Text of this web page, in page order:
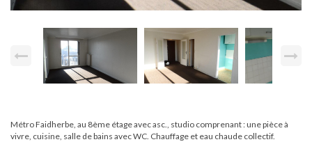
Métro Faidherbe, au 8ème étage avec asc., studio comprenant : une pièce à
vivre, cuisine, salle de bains avec WC. Chauffage et eau chaude collectif.